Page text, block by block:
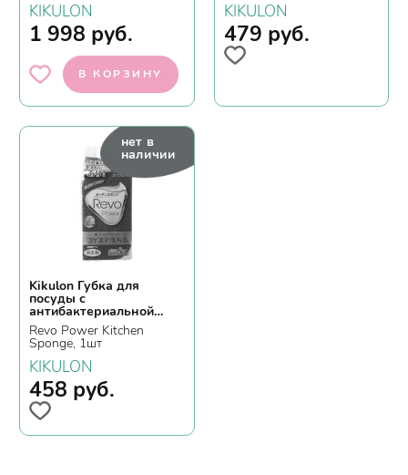
KIKULON
1 998 руб.
В КОРЗИНУ
KIKULON
479 руб.
нет в
наличии
Kikulon Губка для
посуды с
антибактериальной
пропиткой,
двухслойная, жесткий
верхний слой с
абразивными
частицами
Revo Power Kitchen
Sponge, 1шт
KIKULON
458 руб.